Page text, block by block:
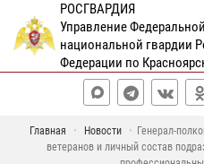
РОСГВАРДИЯ
Управление
национальной гвардии
Федерации по
Главная Новости
Генерал-
ветеранов и личный состав